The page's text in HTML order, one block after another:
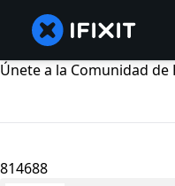
Únete a la Comunidad de
814688